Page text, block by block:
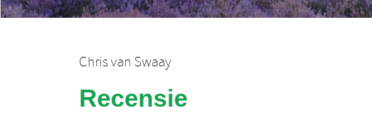
Chris van Swaay
Recensie